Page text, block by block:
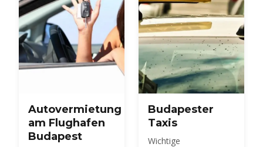
Autovermietung
am Flughafen
Budapest
Budapester
Taxis
Wichtige